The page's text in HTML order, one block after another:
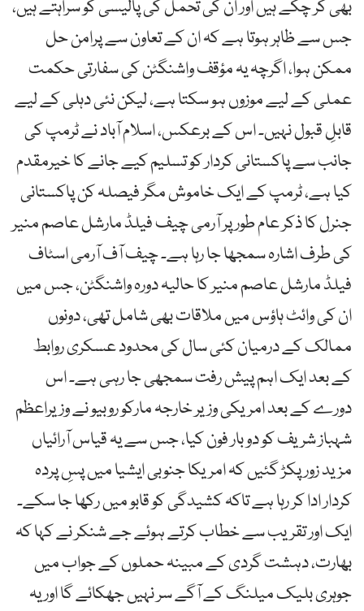
بھی کر چکے ہیں اور ان کی تحمل کی پالیسی کو سراہتے ہیں،
جس سے ظاہر ہوتا ہے کہ ان کے تعاون سے پرامن حل
ممکن ہوا، اگرچہ یہ مؤقف واشنگٹن کی سفارتی حکمت
عملی کے لیے موزوں ہو سکتا ہے، لیکن نئی دہلی کے لیے
قابلِ قبول نہیں۔ اس کے برعکس، اسلام آباد نے ٹرمپ کی
جانب سے پاکستانی کردار کو تسلیم کیے جانے کا خیرمقدم
کیا ہے، ٹرمپ کے ایک خاموش مگر فیصلہ کن پاکستانی
جنرل کا ذکر عام طور پر آرمی چیف فیلڈ مارشل عاصم منیر
کی طرف اشارہ سمجھا جا رہا ہے۔ چیف آف آرمی اسٹاف
فیلڈ مارشل عاصم منیر کا حالیہ دورہ واشنگٹن، جس میں
ان کی وائٹ ہاؤس میں ملاقات بھی شامل تھی، دونوں
ممالک کے درمیان کئی سال کی محدود عسکری روابط
کے بعد ایک اہم پیش رفت سمجھی جا رہی ہے۔ اس
دورے کے بعد امریکی وزیر خارجہ مارکو روبیو نے وزیراعظم
شہباز شریف کو دو بار فون کیا، جس سے یہ قیاس آرائیاں
مزید زور پکڑ گئیں کہ امریکا جنوبی ایشیا میں پسِ پردہ
کردار ادا کر رہا ہے تاکہ کشیدگی کو قابو میں رکھا جا سکے۔
ایک اور تقریب سے خطاب کرتے ہوئے جے شنکر نے کہا کہ
بھارت، دہشت گردی کے مبینہ حملوں کے جواب میں
جوہری بلیک میلنگ کے آگے سر نہیں جھکائے گا اور یہ